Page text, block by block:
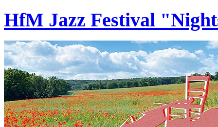
HfM Jazz Festival